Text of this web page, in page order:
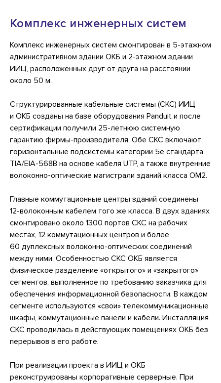
Комплекс инженерных систем
Комплекс инженерных систем смонтирован в 5-этажном
административном здании ОКБ и 2-этажном здании
ИИЦ, расположенных друг от друга на расстоянии
около 50 м.
Структурированные кабельные системы (СКС) ИИЦ
и ОКБ созданы на базе оборудования Panduit и после
сертификации получили 25-летнюю системную
гарантию фирмы-производителя. Обе СКС включают
горизонтальные подсистемы категории 5е стандарта
TIA/EIA-568B на основе кабеля UTP, а также внутренние
волоконно-оптические магистрали зданий класса ОМ2.
Главные коммутационные центры зданий соединены
12-волоконным кабелем того же класса. В двух зданиях
смонтировано около 1300 портов СКС на рабочих
местах, 12 коммутационных центров и более
60 дуплексных волоконно-оптических соединений
между ними. Особенностью СКС ОКБ является
физическое разделение «открытого» и «закрытого»
сегментов, выполненное по требованию заказчика для
обеспечения информационной безопасности. В каждом
сегменте используются «свои» телекоммуникационные
шкафы, коммутационные панели и кабели. Инсталляция
СКС проводилась в действующих помещениях ОКБ без
перерывов в его работе.
При реализации проекта в ИИЦ и ОКБ
реконструированы корпоративные серверные. При